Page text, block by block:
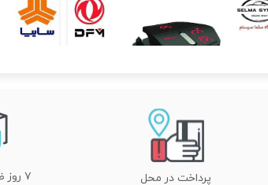
کروز کنترل و لیمیتر فابریک H30 کراس
۲۰,۵۰۰,۰۰۰ تومان ۲۰,۱۹۰,۰۰۰ تومان
پرداخت در محل
۷ روز ضمانت تعویض